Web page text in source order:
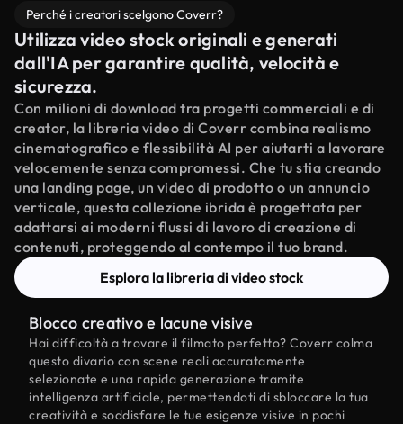
Perché i creatori scelgono Coverr?
Utilizza video stock originali e generati
dall'IA per garantire qualità, velocità e
sicurezza.
Con milioni di download tra progetti commerciali e di
creator, la libreria video di Coverr combina realismo
cinematografico e flessibilità AI per aiutarti a lavorare
velocemente senza compromessi. Che tu stia creando
una landing page, un video di prodotto o un annuncio
verticale, questa collezione ibrida è progettata per
adattarsi ai moderni flussi di lavoro di creazione di
contenuti, proteggendo al contempo il tuo brand.
Esplora la libreria di video stock
Blocco creativo e lacune visive
Hai difficoltà a trovare il filmato perfetto? Coverr colma
questo divario con scene reali accuratamente
selezionate e una rapida generazione tramite
intelligenza artificiale, permettendoti di sbloccare la tua
creatività e soddisfare le tue esigenze visive in pochi